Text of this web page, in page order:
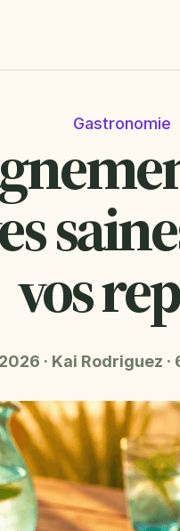
Gastronomie
vos
· Kai Rodriguez ·